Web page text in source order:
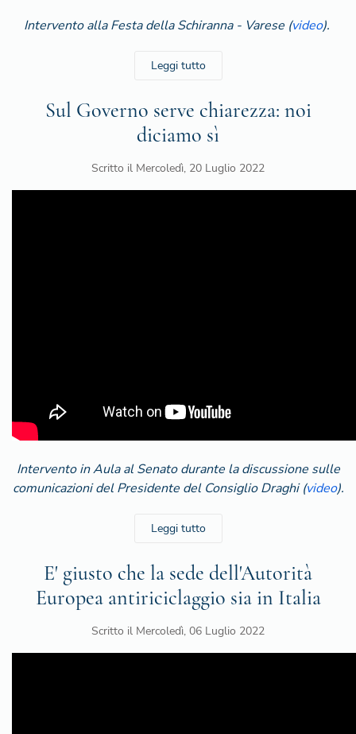
Intervento alla Festa della Schiranna - Varese (video).
Leggi tutto
Sul Governo serve chiarezza: noi
diciamo sì
Scritto il Mercoledì, 20 Luglio 2022
Intervento in Aula al Senato durante la discussione sulle
comunicazioni del Presidente del Consiglio Draghi (video).
Leggi tutto
E' giusto che la sede dell'Autorità
Europea antiriciclaggio sia in Italia
Scritto il Mercoledì, 06 Luglio 2022